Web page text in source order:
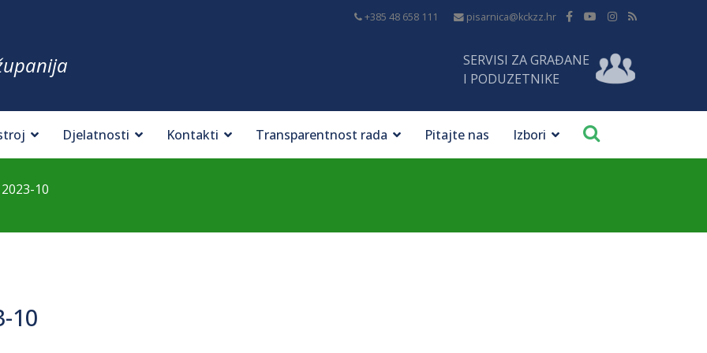
+385 48 658 111 pisarnica@kckzz.hr
SERVISI ZA GRAĐANE
I PODUZETNIKE
Djelatnosti Kontakti Transparentnost rada Pitajte nas Izbori
10
10